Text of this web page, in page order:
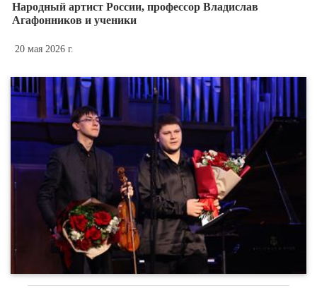
Народный артист России, профессор Владислав
Агафонников и ученики
20 мая 2026 г.